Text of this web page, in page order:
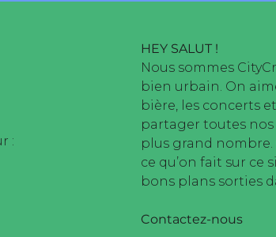
:
HEY SALUT !
Nous sommes
bien urbain. On
bière, les concerts
partager toutes nos
plus grand nombre.
ce qu’on fait sur ce
bons plans sorties
Contactez-nous